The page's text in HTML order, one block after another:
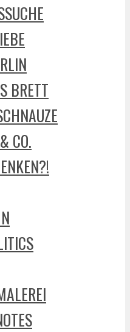
BRETT
CO.